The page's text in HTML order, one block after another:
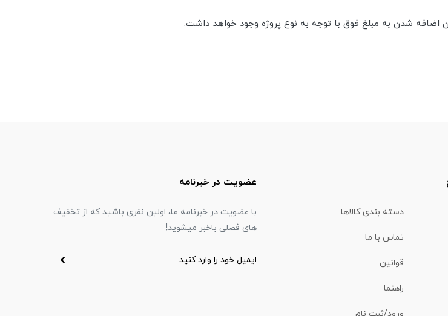
اضافه شدن به مبلغ فوق با توجه به نوع پروژه وجود خواهد داشت.
دسته بندی کالاها
تماس با ما
قوانین
راهنما
عضویت در خبرنامه
با عضویت در خبرنامه ما، اولین نفری باشید که از تخفیف
های فصلی باخبر میشوید!